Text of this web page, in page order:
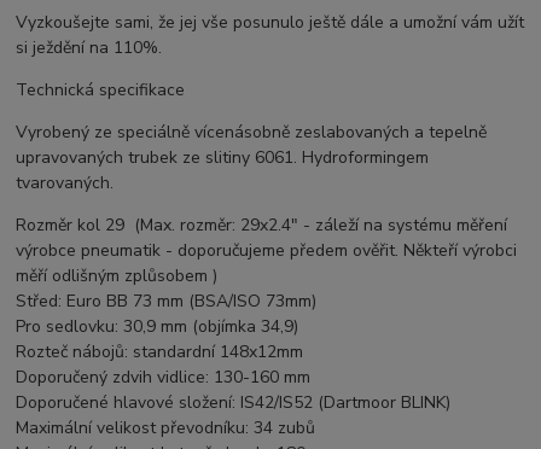
Vyzkoušejte sami, že jej vše posunulo ještě dále a umožní vám užít
si ježdění na 110%.
Technická specifikace
Vyrobený ze speciálně vícenásobně zeslabovaných a tepelně
upravovaných trubek ze slitiny 6061. Hydroformingem
tvarovaných.
Rozměr kol 29 (Max. rozměr: 29x2.4" - záleží na systému měření
výrobce pneumatik - doporučujeme předem ověřit. Někteří výrobci
měří odlišným zplůsobem )
Střed: Euro BB 73 mm (BSA/ISO 73mm)
Pro sedlovku: 30,9 mm (objímka 34,9)
Rozteč nábojů: standardní 148x12mm
Doporučený zdvih vidlice: 130-160 mm
Doporučené hlavové složení: IS42/IS52 (Dartmoor BLINK)
Maximální velikost převodníku: 34 zubů